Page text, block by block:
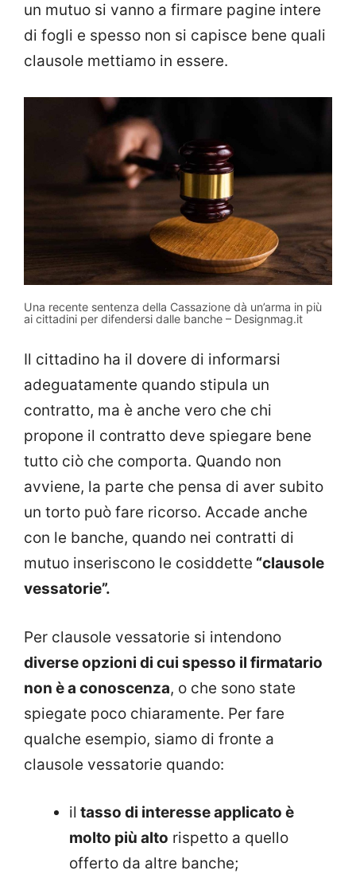
un mutuo si vanno a firmare pagine intere
di fogli e spesso non si capisce bene quali
clausole mettiamo in essere.
Una recente sentenza della Cassazione dà un’arma in più
ai cittadini per difendersi dalle banche – Designmag.it
Il cittadino ha il dovere di informarsi
adeguatamente quando stipula un
contratto, ma è anche vero che chi
propone il contratto deve spiegare bene
tutto ciò che comporta. Quando non
avviene, la parte che pensa di aver subito
un torto può fare ricorso. Accade anche
con le banche, quando nei contratti di
mutuo inseriscono le cosiddette “clausole
vessatorie”.
Per clausole vessatorie si intendono
diverse opzioni di cui spesso il firmatario
non è a conoscenza, o che sono state
spiegate poco chiaramente. Per fare
qualche esempio, siamo di fronte a
clausole vessatorie quando:
il tasso di interesse applicato è
molto più alto rispetto a quello
offerto da altre banche;